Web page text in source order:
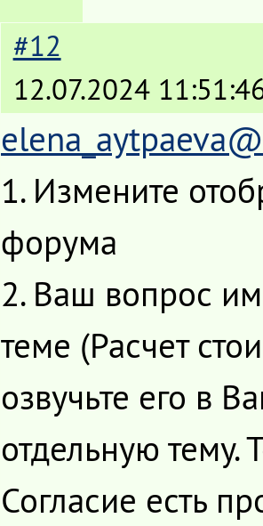
#12
12.07.2024
1. Измените
форума
2. Ваш вопрос
теме (Расчет
озвучьте его в
отдельную тему.
Согласие есть